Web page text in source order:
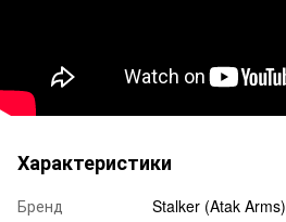
Характеристики
Бренд
Stalker (Atak Arms)